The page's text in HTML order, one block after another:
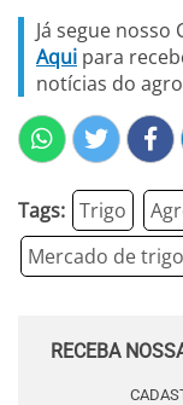
Já segue nosso
Aqui para
notícias do
Tags: Trigo
Mercado de trigo
RECEBA